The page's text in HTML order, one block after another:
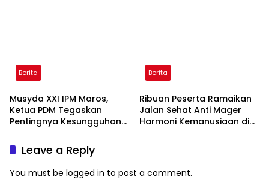
Berita
Musyda XXI IPM Maros,
Ketua PDM Tegaskan
Pentingnya Kesungguhan
Berita
Ribuan Peserta Ramaikan
Jalan Sehat Anti Mager
Harmoni Kemanusiaan di
Leave a Reply
You must be logged in to post a comment.